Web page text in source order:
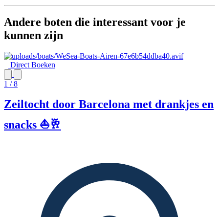
Andere boten die interessant voor je
kunnen zijn
Direct Boeken
1 / 8
Zeiltocht door Barcelona met drankjes en
snacks ⛵🥂